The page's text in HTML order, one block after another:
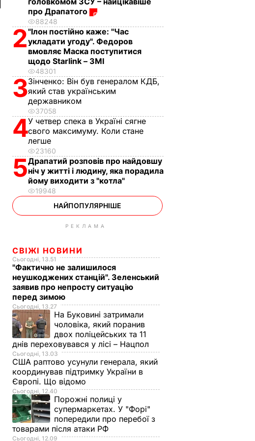
про Драпатого
88248
2"Ілон постійно каже: "Час
укладати угоду". Федоров
вмовляє Маска поступитися
щодо Starlink – ЗМІ
48301
3Зінченко: Він був генералом КДБ,
який став українським
державником
37058
4У четвер спека в Україні сягне
свого максимуму. Коли стане
легше
23160
5Драпатий розповів про найдовшу
ніч у житті і людину, яка порадила
йому виходити з "котла"
19948
НАЙПОПУЛЯРНІШЕ
РЕКЛАМА
СВІЖІ НОВИНИ
Сьогодні, 13.51
"Фактично не залишилося
неушкоджених станцій". Зеленський
заявив про непросту ситуацію
перед зимою
Сьогодні, 13.27
На Буковині затримали
чоловіка, який поранив
двох поліцейських та 11
днів переховувався у лісі – Нацпол
Сьогодні, 13.03
США раптово усунули генерала, який
координував підтримку України в
Європі. Що відомо
Сьогодні, 12.40
Порожні полиці у
супермаркетах. У "Форі"
попередили про перебої з
товарами після атаки РФ
Сьогодні, 12.09